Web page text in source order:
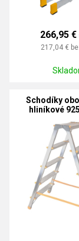
266,95 €
217,04 €
Schodíky
hliníkové